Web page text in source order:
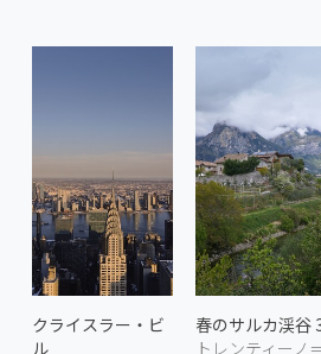
クライスラー・ビ
ル
春のサルカ渓谷
トレンティーノ